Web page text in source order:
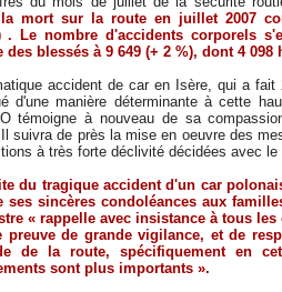
mort sur la route en juillet 2007
. Le nombre d'accidents corporels
des blessés à 9 649 (+ 2 %), dont 4 098
accident de car en Isère, qui a
d'une manière déterminante à cette
témoigne à nouveau de sa
suivra de près la mise en oeuvre des
à très forte déclivité décidées avec
du tragique accident d'un car
ses sincères condoléances aux
« rappelle avec insistance à tous
preuve de grande vigilance, et de
de la route, spécifiquement en
sont plus importants ».